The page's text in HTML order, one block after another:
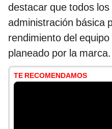
destacar que todos
administración básica
rendimiento del
planeado por la marca.
TE RECOMENDAMOS